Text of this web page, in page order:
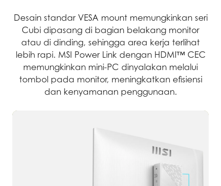
Desain standar VESA mount memungkinkan seri
Cubi dipasang di bagian belakang monitor
atau di dinding, sehingga area kerja terlihat
lebih rapi. MSI Power Link dengan HDMI™ CEC
memungkinkan mini-PC dinyalakan melalui
tombol pada monitor, meningkatkan efisiensi
dan kenyamanan penggunaan.